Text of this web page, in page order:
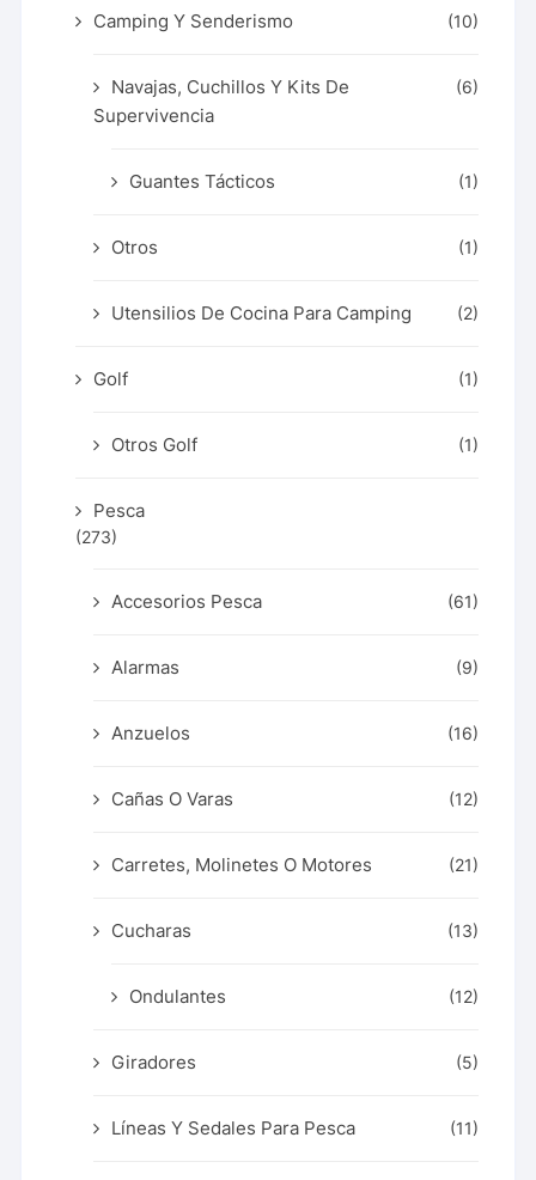
Camping Y Senderismo (10)
Navajas, Cuchillos Y Kits De
Supervivencia
(6)
Guantes Tácticos (1)
Otros (1)
Utensilios De Cocina Para Camping (2)
Golf (1)
Otros Golf (1)
Pesca
(273)
Accesorios Pesca (61)
Alarmas (9)
Anzuelos (16)
Cañas O Varas (12)
Carretes, Molinetes O Motores (21)
Cucharas (13)
Ondulantes (12)
Giradores (5)
Líneas Y Sedales Para Pesca (11)